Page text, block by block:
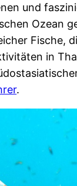
und
Ozean
Fische,
in
.